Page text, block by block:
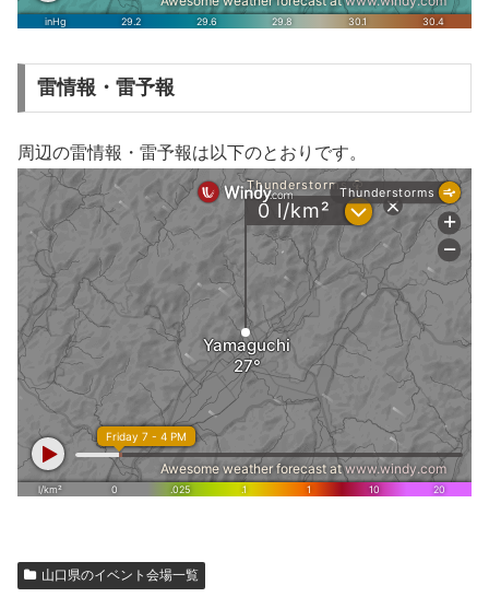
雷情報・雷予報
周辺の雷情報・雷予報は以下のとおりです。
山口県のイベント会場一覧